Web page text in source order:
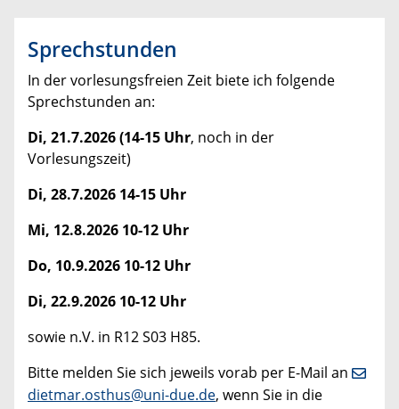
Sprechstunden
In der vorlesungsfreien Zeit biete ich folgende
Sprechstunden an:
Di, 21.7.2026 (14-15 Uhr, noch in der
Vorlesungszeit)
Di, 28.7.2026 14-15 Uhr
Mi, 12.8.2026 10-12 Uhr
Do, 10.9.2026 10-12 Uhr
Di, 22.9.2026 10-12 Uhr
sowie n.V. in R12 S03 H85.
Bitte melden Sie sich jeweils vorab per E-Mail an
dietmar.osthus@uni-due.de, wenn Sie in die